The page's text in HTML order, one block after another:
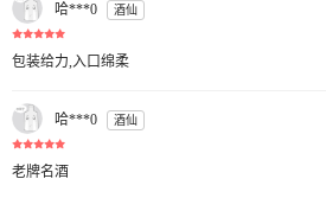
哈***0 酒仙
包装给力,入口绵柔
哈***0 酒仙
老牌名酒